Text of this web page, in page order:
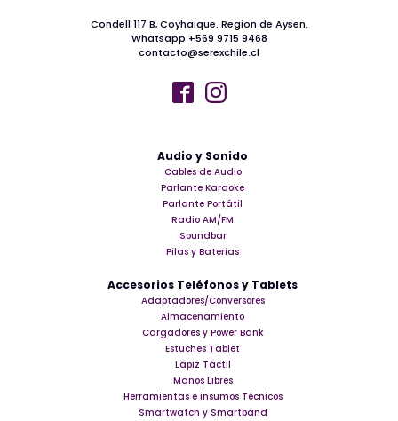
Audio y Sonido
Cables de Audio
Parlante Karaoke
Parlante Portátil
Radio AM/FM
Soundbar
Pilas y Baterias
Accesorios Teléfonos y Tablets
Adaptadores/Conversores
Almacenamiento
Cargadores y Power Bank
Estuches Tablet
Lápiz Táctil
Manos Libres
Herramientas e insumos Técnicos
Smartwatch y Smartband
Condell 117 B, Coyhaique. Region de Aysen.
Whatsapp +569 9715 9468
contacto@serexchile.cl